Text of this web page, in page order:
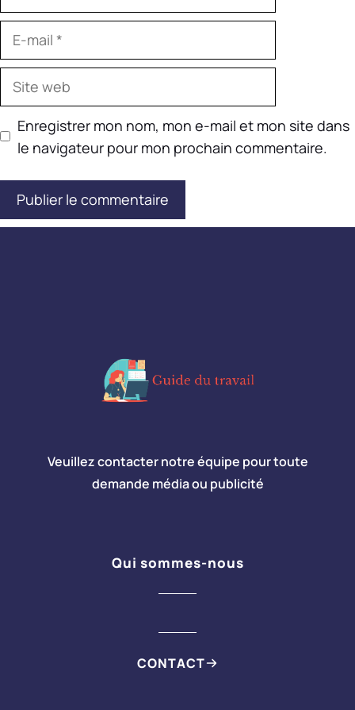
Site
Enregistrer mon nom, mon e-mail et mon site dans
le navigateur pour mon prochain commentaire.
Veuillez contacter notre équipe pour toute
demande média ou publicité
Qui sommes-nous
CONTACT